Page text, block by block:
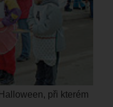
při kterém